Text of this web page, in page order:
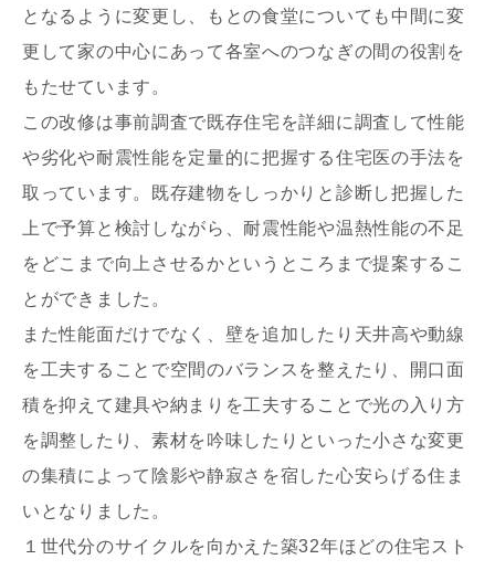
となるように変更し、もとの食堂についても中間に変
更して家の中心にあって各室へのつなぎの間の役割を
もたせています。
この改修は事前調査で既存住宅を詳細に調査して性能
や劣化や耐震性能を定量的に把握する住宅医の手法を
取っています。既存建物をしっかりと診断し把握した
上で予算と検討しながら、耐震性能や温熱性能の不足
をどこまで向上させるかというところまで提案するこ
とができました。
また性能面だけでなく、壁を追加したり天井高や動線
を工夫することで空間のバランスを整えたり、開口面
積を抑えて建具や納まりを工夫することで光の入り方
を調整したり、素材を吟味したりといった小さな変更
の集積によって陰影や静寂さを宿した心安らげる住ま
いとなりました。
１世代分のサイクルを向かえた築32年ほどの住宅スト